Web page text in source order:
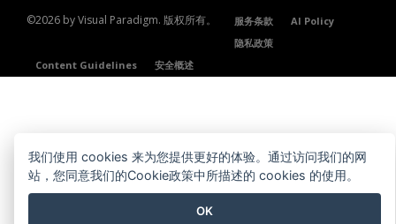
©2026 by Visual Paradigm. 版权所有。 服务条款
AI Policy
隐私政策
Content Guidelines
安全概述
我们使用 cookies 来为您提供更好的体验。通过访问我们的网
站，您同意我们的Cookie政策中所描述的 cookies 的使用。
OK